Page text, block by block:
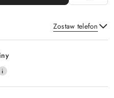
Zostaw telefon